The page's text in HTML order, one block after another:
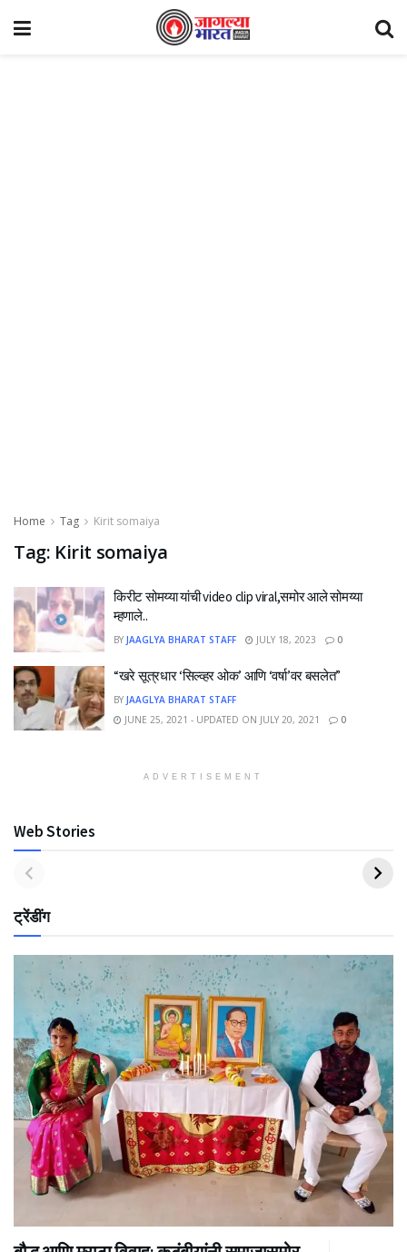
Home Tag Kirit somaiya
Tag: Kirit somaiya
किरीट सोमय्या यांची video clip viral,समोर आले सोमय्या
म्हणाले..
BY JAAGLYA BHARAT STAFF JULY 18, 2023 0
“खरे सूत्रधार ‘सिल्व्हर ओक’ आणि ‘वर्षा’वर बसलेत”
BY JAAGLYA BHARAT STAFF
JUNE 25, 2021 - UPDATED ON JULY 20, 2021
0
ADVERTISEMENT
Web Stories
ट्रेंडींग